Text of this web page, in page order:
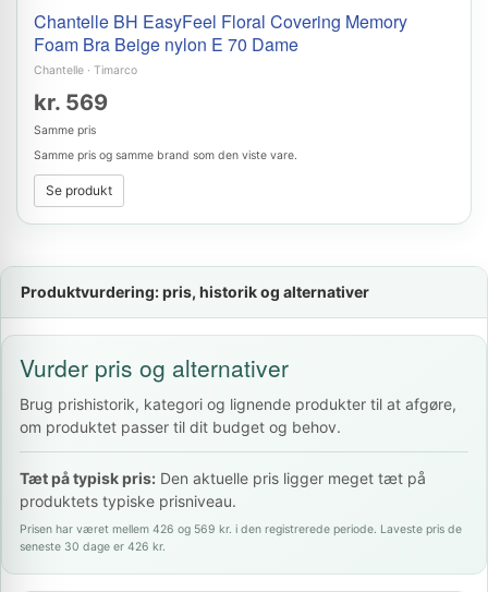
Chantelle BH EasyFeel Floral Covering Memory
Foam Bra Beige nylon E 70 Dame
Chantelle · Timarco
kr. 569
Samme pris
Samme pris og samme brand som den viste vare.
Se produkt
Produktvurdering: pris, historik og alternativer
Vurder pris og alternativer
Brug prishistorik, kategori og lignende produkter til at afgøre,
om produktet passer til dit budget og behov.
Tæt på typisk pris: Den aktuelle pris ligger meget tæt på
produktets typiske prisniveau.
Prisen har været mellem 426 og 569 kr. i den registrerede periode. Laveste pris de
seneste 30 dage er 426 kr.